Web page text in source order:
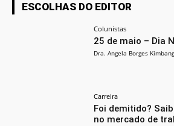
ESCOLHAS DO EDITOR
Colunistas
25 de maio – Dia
Dra. Angela Borges
Carreira
Foi demitido?
no mercado de